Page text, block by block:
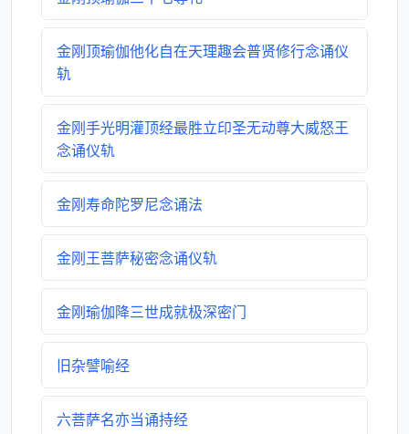
金刚顶瑜伽他化自在天理趣会普贤修行念诵仪
轨
金刚手光明灌顶经最胜立印圣无动尊大威怒王
念诵仪轨
金刚寿命陀罗尼念诵法
金刚王菩萨秘密念诵仪轨
金刚瑜伽降三世成就极深密门
旧杂譬喻经
六菩萨名亦当诵持经